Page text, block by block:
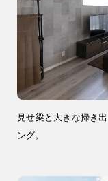
見せ梁と大きな掃き
ング。
ブログ